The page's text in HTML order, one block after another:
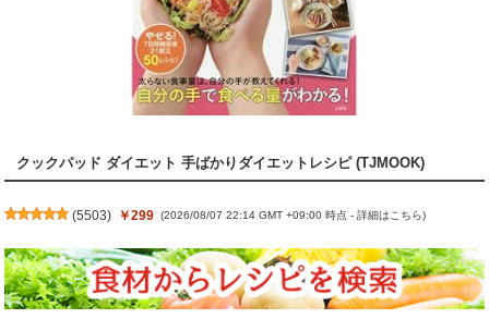
クックパッド ダイエット 手ばかりダイエットレシピ (TJMOOK)
(5503) ￥299 (2026/08/07 22:14 GMT +09:00 時点 -詳細はこちら)